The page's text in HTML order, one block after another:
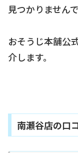
見つかりません
おそうじ本舗公
介します。
南瀬谷店の口